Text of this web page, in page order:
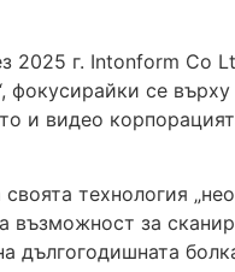
2025 г. Intonform Co
се
и видео
технология
възможност за